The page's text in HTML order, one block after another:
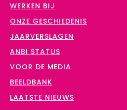
WERKEN BIJ
ONZE GESCHIEDENIS
JAARVERSLAGEN
ANBI STATUS
VOOR DE MEDIA
BEELDBANK
LAATSTE NIEUWS